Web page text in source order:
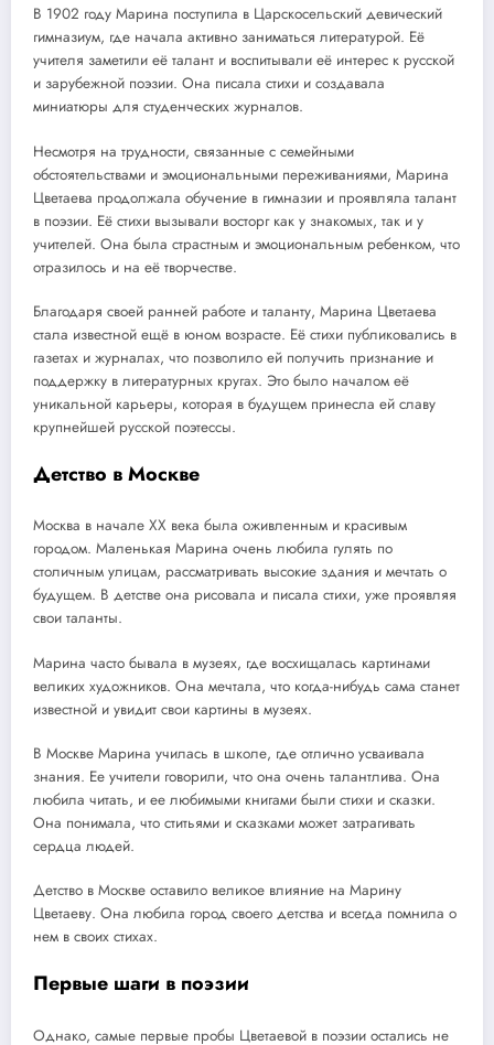
В 1902 году Марина поступила в Царскосельский девический
гимназиум, где начала активно заниматься литературой. Её
учителя заметили её талант и воспитывали её интерес к русской
и зарубежной поэзии. Она писала стихи и создавала
миниатюры для студенческих журналов.
Несмотря на трудности, связанные с семейными
обстоятельствами и эмоциональными переживаниями, Марина
Цветаева продолжала обучение в гимназии и проявляла талант
в поэзии. Её стихи вызывали восторг как у знакомых, так и у
учителей. Она была страстным и эмоциональным ребенком, что
отразилось и на её творчестве.
Благодаря своей ранней работе и таланту, Марина Цветаева
стала известной ещё в юном возрасте. Её стихи публиковались в
газетах и журналах, что позволило ей получить признание и
поддержку в литературных кругах. Это было началом её
уникальной карьеры, которая в будущем принесла ей славу
крупнейшей русской поэтессы.
Детство в Москве
Москва в начале XX века была оживленным и красивым
городом. Маленькая Марина очень любила гулять по
столичным улицам, рассматривать высокие здания и мечтать о
будущем. В детстве она рисовала и писала стихи, уже проявляя
свои таланты.
Марина часто бывала в музеях, где восхищалась картинами
великих художников. Она мечтала, что когда-нибудь сама станет
известной и увидит свои картины в музеях.
В Москве Марина училась в школе, где отлично усваивала
знания. Ее учители говорили, что она очень талантлива. Она
любила читать, и ее любимыми книгами были стихи и сказки.
Она понимала, что ститьями и сказками может затрагивать
сердца людей.
Детство в Москве оставило великое влияние на Марину
Цветаеву. Она любила город своего детства и всегда помнила о
нем в своих стихах.
Первые шаги в поэзии
Однако, самые первые пробы Цветаевой в поэзии остались не